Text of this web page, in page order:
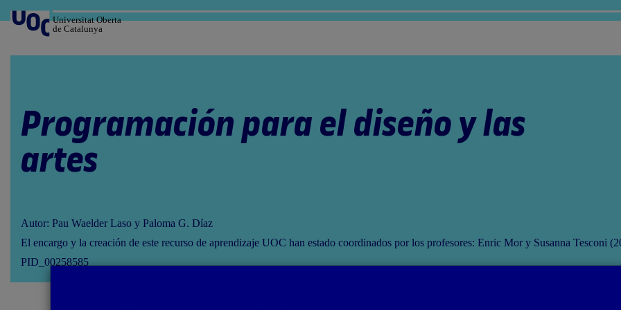
al
contenido
Universitat Oberta
de Catalunya
Programación para el diseño y las
artes
Autor: Pau Waelder Laso y Paloma G. Díaz
El encargo y la creación de este recurso de aprendizaje UOC han estado coordinados por los profesores: Enric Mor y Susanna Tesconi
PID_00258585